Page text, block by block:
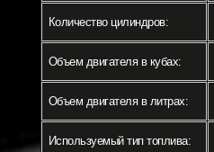
Количество цилиндров:
Объем двигателя в кубах:
Объем двигателя в литрах:
Используемый тип топлива: